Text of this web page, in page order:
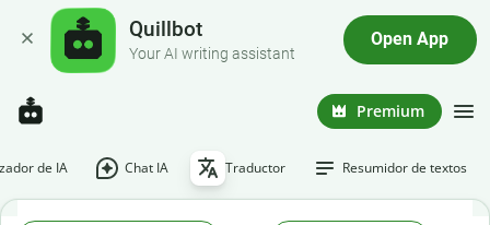
Quillbot
Your AI writing assistant
Open App
Premium
de IA Chat IA Traductor Resumidor de textos